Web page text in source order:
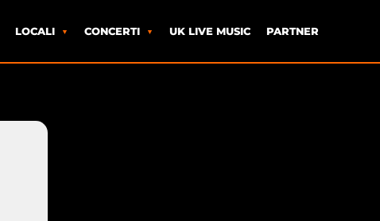
LOCALI CONCERTI UK LIVE MUSIC PARTNER